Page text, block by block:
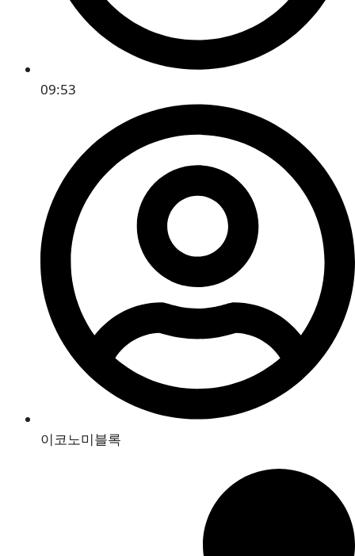
09:53
이코노미블록